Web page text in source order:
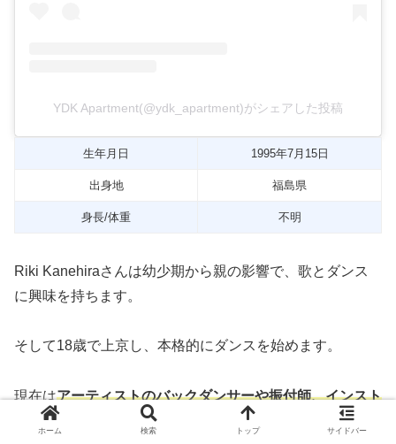
YDK Apartment(@ydk_apartment)がシェアした投稿
生年月日 1995年7月15日
出身地 福島県
身長/体重 不明
Riki Kanehiraさんは幼少期から親の影響で、歌とダンス
に興味を持ちます。
そして18歳で上京し、本格的にダンスを始めます。
現在はアーティストのバックダンサーや振付師、インスト
ラクターとしての活動のほか、歌手としての活動
もスター
ホーム 検索 トップ サイドバー